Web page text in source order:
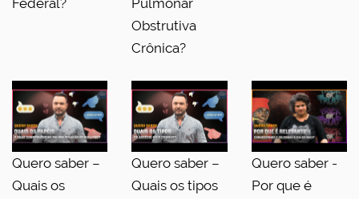
Obstrutiva
Crônica?
Quero saber –
Quais os
Quero saber –
Quais os tipos
Quero saber -
Por que é